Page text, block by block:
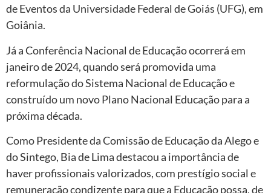
de Eventos da Universidade Federal de Goiás (UFG), em
Goiânia.
Já a Conferência Nacional de Educação ocorrerá em
janeiro de 2024, quando será promovida uma
reformulação do Sistema Nacional de Educação e
construído um novo Plano Nacional Educação para a
próxima década.
Como Presidente da Comissão de Educação da Alego e
do Sintego, Bia de Lima destacou a importância de
haver profissionais valorizados, com prestígio social e
remuneração condizente para que a Educação possa, de